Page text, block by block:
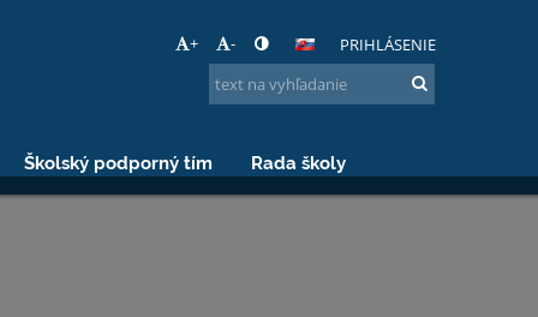
+ - PRIHLÁSENIE
Školský podporný tím Rada školy